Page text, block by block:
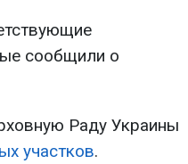
сообщили о
Раду Украины
участков.